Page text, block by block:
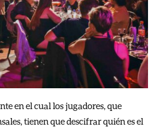
en el cual los jugadores, que
tienen que descifrar quién es el